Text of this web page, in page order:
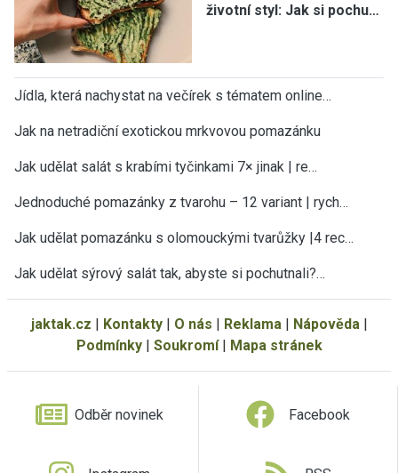
životní styl: Jak si pochu…
Jídla, která nachystat na večírek s tématem online…
Jak na netradiční exotickou mrkvovou pomazánku
Jak udělat salát s krabími tyčinkami 7× jinak | re…
Jednoduché pomazánky z tvarohu – 12 variant | rych…
Jak udělat pomazánku s olomouckými tvarůžky |4 rec…
Jak udělat sýrový salát tak, abyste si pochutnali?…
jaktak.cz | Kontakty| O nás | Reklama| Nápověda|
Podmínky| Soukromí| Mapa stránek
Odběr novinek Facebook